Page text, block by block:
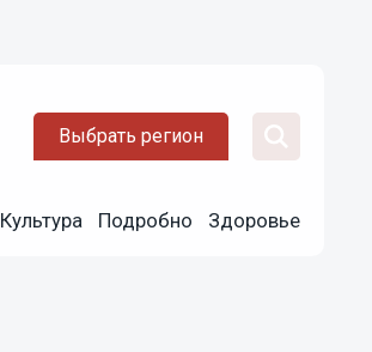
Выбрать регион
Культура Подробно Здоровье